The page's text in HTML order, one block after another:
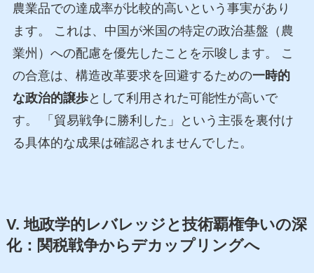
農業品での達成率が比較的高いという事実があり
ます。 これは、中国が米国の特定の政治基盤（農
業州）への配慮を優先したことを示唆します。 こ
の合意は、構造改革要求を回避するための一時的
な政治的譲歩として利用された可能性が高いで
す。 「貿易戦争に勝利した」という主張を裏付け
る具体的な成果は確認されませんでした。
V. 地政学的レバレッジと技術覇権争いの深
化：関税戦争からデカップリングへ